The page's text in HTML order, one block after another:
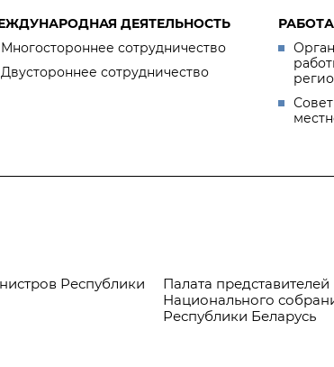
ДЕЯТЕЛЬНОСТЬ
Многостороннее сотрудничество
Двустороннее сотрудничество
Республики
Палата представителей
Национального
Республики Беларусь